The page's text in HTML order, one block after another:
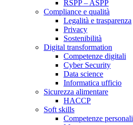
RSPP – ASPP
Compliance e qualità
Legalità e trasparenza
Privacy
Sostenibilità
Digital transformation
Competenze digitali
Cyber Security
Data science
Informatica ufficio
Sicurezza alimentare
HACCP
Soft skills
Competenze personali